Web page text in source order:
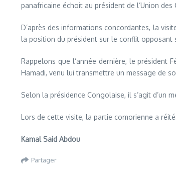
panafricaine échoit au président de l’Union
D’après des informations concordantes, la
la position du président sur le conflit opposant
Rappelons que l’année dernière, le président
Hamadi, venu lui transmettre un message de
Selon la présidence Congolaise, il s’agit d’un
Lors de cette visite, la partie comorienne a
Kamal Said Abdou
Partager